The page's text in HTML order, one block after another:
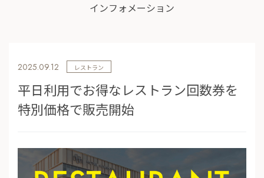
インフォメーション
2025.09.12 レストラン
平日利用でお得なレストラン回数券を
特別価格で販売開始